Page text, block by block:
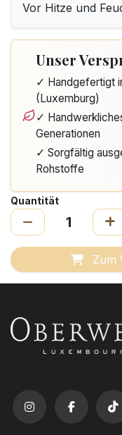
Vor Hitze und
Unser
✓ Handgefertigt
(Luxemburg)
✓
Generationen
✓ Sorgfältig
Rohstoffe
Quantität
Zum